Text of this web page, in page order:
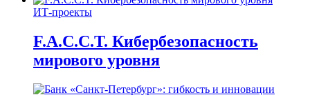
ИТ-проекты
F.A.C.C.T. Кибербезопасность
мирового уровня